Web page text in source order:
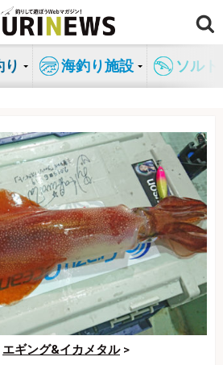
り 海釣り施設 ソル
エギング&イカメタル>